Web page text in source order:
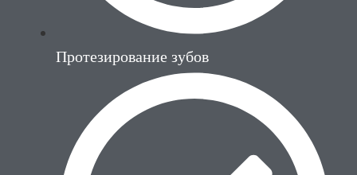
Протезирование зубов